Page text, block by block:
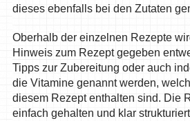
dieses ebenfalls bei den Zutaten
Oberhalb der einzelnen Rezepte
Hinweis zum Rezept gegeben
Tipps zur Zubereitung oder auch
die Vitamine genannt werden,
diesem Rezept enthalten sind. Die
einfach gehalten und klar